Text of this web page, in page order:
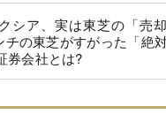
シア、実は東芝の「売
の東芝がすがった「絶
券会社とは?